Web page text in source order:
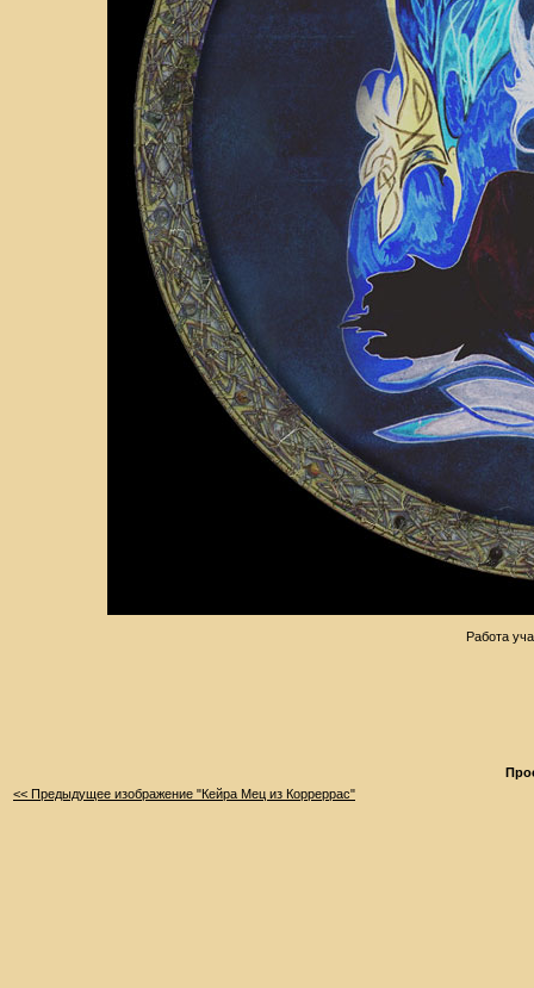
Работа
<< Предыдущее изображение "Кейра Мец из Корреррас"